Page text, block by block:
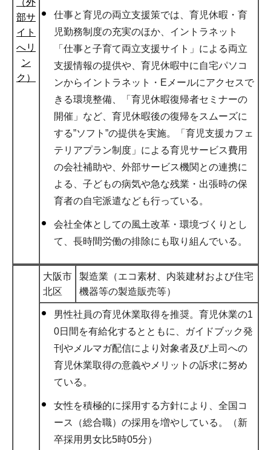
部サ
イト
へリ
ン
ク）
仕事と育児の両立支援策では、育児休暇・育
児勤務制度の充実のほか、イントラネット
「仕事と子育て両立支援サイト」による両立
支援情報の提供や、育児休暇中に自宅パソコ
ンからイントラネット・Eメールにアクセスで
きる環境整備、「育児休暇復帰者セミナーの
開催」など、育児休暇後の復帰をスムーズに
する”ソフト”の提供を実施。「育児支援カフェ
テリアプラン制度」による育児サービス費用
の会社補助や、外部サービス機関との連携に
よる、子どもの病気や急な残業・出張時の保
育者の自宅派遣なども行っている。
会社全体としての風土改革・環境づくりとし
て、長時間労働の排除にも取り組んでいる。
大阪市
北区
製造業（エコ素材、内装建材および住宅
機器等の製造販売等）
男性社員の育児休業取得を推奨。育児休業の1
0日間を有給化するとともに、ガイドブック発
刊やメルマガ配信により対象者及び上司への
育児休業取得の意義やメリットの訴求に努め
ている。
女性を積極的に採用する方針により、全国コ
ース（総合職）の採用を増やしている。（新
卒採用男女比5時05分）